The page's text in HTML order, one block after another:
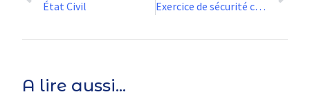
État Civil Exercice de sécurité civile le 30 avril
A lire aussi...